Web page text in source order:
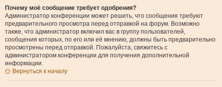
Почему моё сообщение требует одобрения?
Администратор конференции может решить, что сообщения требуют
предварительного просмотра перед отправкой на форум. Возможно
также, что администратор включил вас в группу пользователей,
сообщения которых, по его или её мнению, должны быть предварительно
просмотрены перед отправкой. Пожалуйста, свяжитесь с
администратором конференции для получения дополнительной
информации.
Вернуться к началу